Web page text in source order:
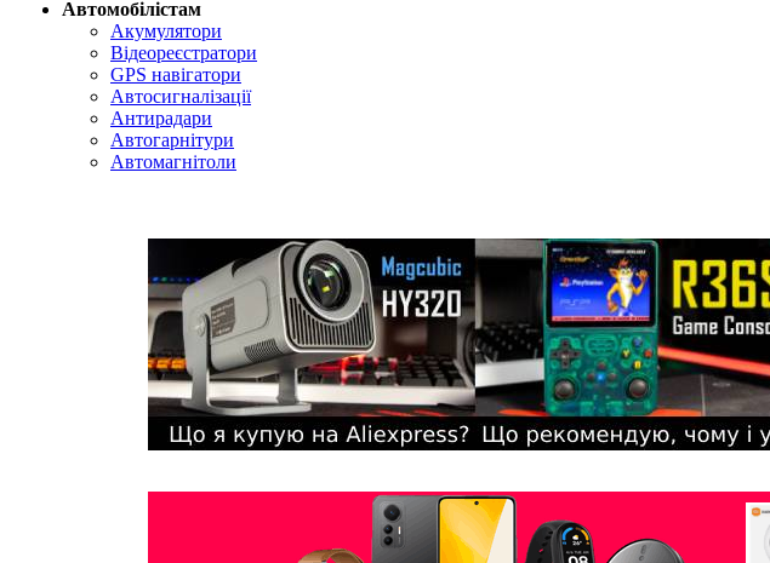
Автомобілістам
Акумулятори
Відеореєстратори
GPS навігатори
Автосигналізації
Антирадари
Автогарнітури
Автомагнітоли